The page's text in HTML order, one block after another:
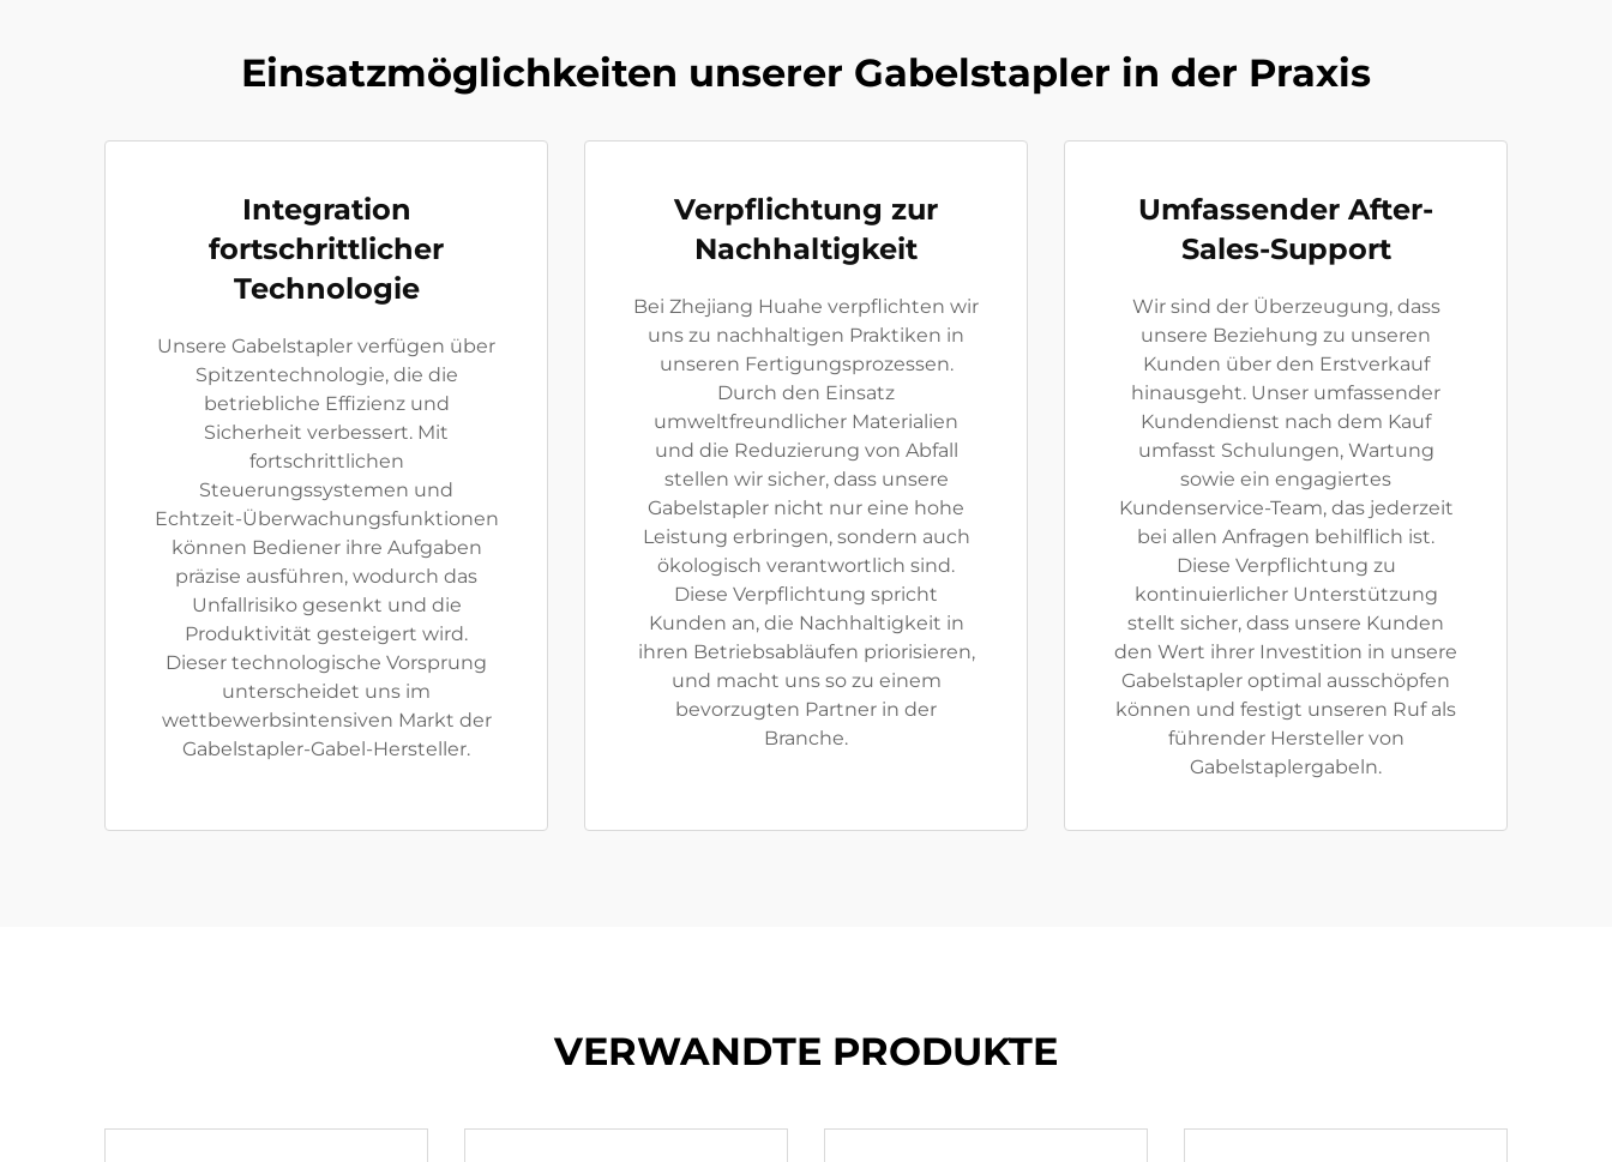
Einsatzmöglichkeiten unserer Gabelstapler in der Praxis
Integration
fortschrittlicher
Technologie
Unsere Gabelstapler verfügen über
Spitzentechnologie, die die
betriebliche Effizienz und
Sicherheit verbessert. Mit
fortschrittlichen
Steuerungssystemen und
Echtzeit-Überwachungsfunktionen
können Bediener ihre Aufgaben
präzise ausführen, wodurch das
Unfallrisiko gesenkt und die
Produktivität gesteigert wird.
Dieser technologische Vorsprung
unterscheidet uns im
wettbewerbsintensiven Markt der
Gabelstapler-Gabel-Hersteller.
Verpflichtung zur
Nachhaltigkeit
Bei Zhejiang Huahe verpflichten wir
uns zu nachhaltigen Praktiken in
unseren Fertigungsprozessen.
Durch den Einsatz
umweltfreundlicher Materialien
und die Reduzierung von Abfall
stellen wir sicher, dass unsere
Gabelstapler nicht nur eine hohe
Leistung erbringen, sondern auch
ökologisch verantwortlich sind.
Diese Verpflichtung spricht
Kunden an, die Nachhaltigkeit in
ihren Betriebsabläufen priorisieren,
und macht uns so zu einem
bevorzugten Partner in der
Branche.
Umfassender After-
Sales-Support
Wir sind der Überzeugung, dass
unsere Beziehung zu unseren
Kunden über den Erstverkauf
hinausgeht. Unser umfassender
Kundendienst nach dem Kauf
umfasst Schulungen, Wartung
sowie ein engagiertes
Kundenservice-Team, das jederzeit
bei allen Anfragen behilflich ist.
Diese Verpflichtung zu
kontinuierlicher Unterstützung
stellt sicher, dass unsere Kunden
den Wert ihrer Investition in unsere
Gabelstapler optimal ausschöpfen
können und festigt unseren Ruf als
führender Hersteller von
Gabelstaplergabeln.
VERWANDTE PRODUKTE